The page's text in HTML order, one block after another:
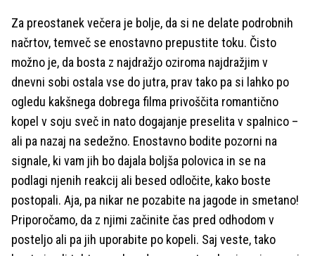
Za preostanek večera je bolje, da si ne delate podrobnih
načrtov, temveč se enostavno prepustite toku. Čisto
možno je, da bosta z najdražjo oziroma najdražjim v
dnevni sobi ostala vse do jutra, prav tako pa si lahko po
ogledu kakšnega dobrega filma privoščita romantično
kopel v soju sveč in nato dogajanje preselita v spalnico –
ali pa nazaj na sedežno. Enostavno bodite pozorni na
signale, ki vam jih bo dajala boljša polovica in se na
podlagi njenih reakcij ali besed odločite, kako boste
postopali. Aja, pa nikar ne pozabite na jagode in smetano!
Priporočamo, da z njimi začinite čas pred odhodom v
posteljo ali pa jih uporabite po kopeli. Saj veste, tako